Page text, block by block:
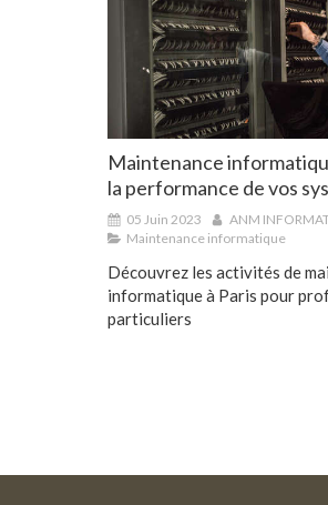
Maintenance
la performance de vos
05 Juin 2023
ANM
Maintenance informatique
Découvrez les activités de
informatique à Paris pour
particuliers